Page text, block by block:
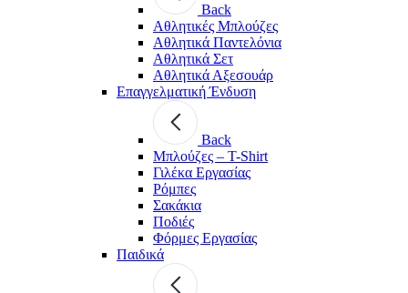
Back
Aθλητικές Μπλούζες
Αθλητικά Παντελόνια
Αθλητικά Σετ
Αθλητικά Αξεσουάρ
Επαγγελματική Ένδυση
Back
Μπλούζες – T-Shirt
Γιλέκα Εργασίας
Ρόμπες
Σακάκια
Ποδιές
Φόρμες Εργασίας
Παιδικά